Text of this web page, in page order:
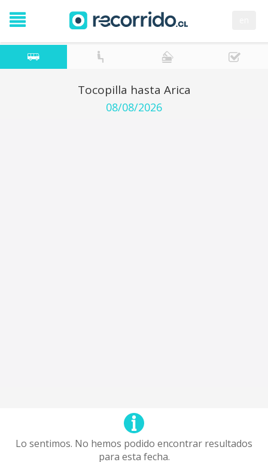
Tocopilla hasta Arica
08/08/2026
Lo sentimos. No hemos podido encontrar resultados
para esta fecha.